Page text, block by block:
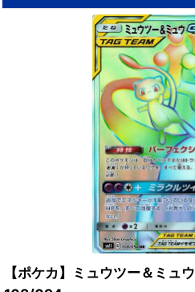
【ポケカ】ミュウツー＆ミュ